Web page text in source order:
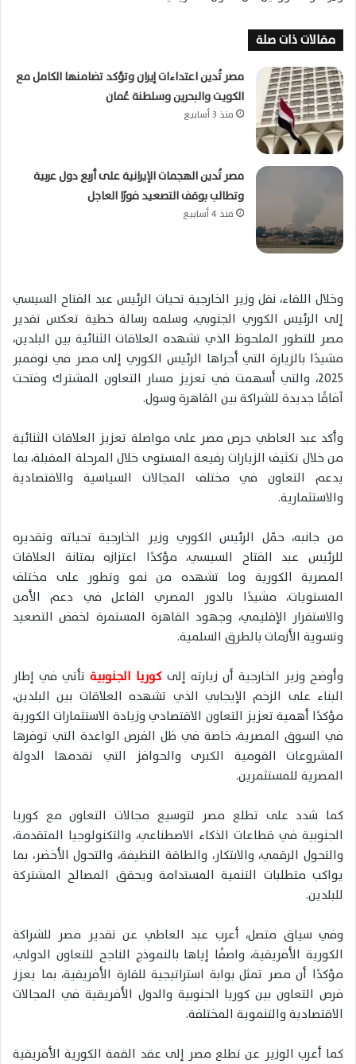
مقالات ذات صلة
مصر تُدين اعتداءات إيران وتؤكد تضامنها الكامل مع
الكويت والبحرين وسلطنة عُمان
منذ 3 أسابيع
مصر تُدين الهجمات الإيرانية على أربع دول عربية
وتطالب بوقف التصعيد فورًا العاجل
منذ 4 أسابيع
وخلال اللقاء، نقل وزير الخارجية تحيات الرئيس عبد الفتاح السيسي
إلى الرئيس الكوري الجنوبي، وسلمه رسالة خطية تعكس تقدير
مصر للتطور الملحوظ الذي تشهده العلاقات الثنائية بين البلدين،
مشيدًا بالزيارة التي أجراها الرئيس الكوري إلى مصر في نوفمبر
2025، والتي أسهمت في تعزيز مسار التعاون المشترك وفتحت
آفاقًا جديدة للشراكة بين القاهرة وسول.
وأكد عبد العاطي حرص مصر على مواصلة تعزيز العلاقات الثنائية
من خلال تكثيف الزيارات رفيعة المستوى خلال المرحلة المقبلة، بما
يدعم التعاون في مختلف المجالات السياسية والاقتصادية
والاستثمارية.
من جانبه، حمّل الرئيس الكوري وزير الخارجية تحياته وتقديره
للرئيس عبد الفتاح السيسي، مؤكدًا اعتزازه بمتانة العلاقات
المصرية الكورية وما تشهده من نمو وتطور على مختلف
المستويات، مشيدًا بالدور المصري الفاعل في دعم الأمن
والاستقرار الإقليمي، وجهود القاهرة المستمرة لخفض التصعيد
وتسوية الأزمات بالطرق السلمية.
وأوضح وزير الخارجية أن زيارته إلىكوريا الجنوبيةتأتي في إطار
البناء على الزخم الإيجابي الذي تشهده العلاقات بين البلدين،
مؤكدًا أهمية تعزيز التعاون الاقتصادي وزيادة الاستثمارات الكورية
في السوق المصرية، خاصة في ظل الفرص الواعدة التي توفرها
المشروعات القومية الكبرى والحوافز التي تقدمها الدولة
المصرية للمستثمرين.
كما شدد على تطلع مصر لتوسيع مجالات التعاون مع كوريا
الجنوبية في قطاعات الذكاء الاصطناعي، والتكنولوجيا المتقدمة،
والتحول الرقمي، والابتكار، والطاقة النظيفة، والتحول الأخضر، بما
يواكب متطلبات التنمية المستدامة ويحقق المصالح المشتركة
للبلدين.
وفي سياق متصل، أعرب عبد العاطي عن تقدير مصر للشراكة
الكورية الأفريقية، واصفًا إياها بالنموذج الناجح للتعاون الدولي،
مؤكدًا أن مصر تمثل بوابة استراتيجية للقارة الأفريقية، بما يعزز
فرص التعاون بين كوريا الجنوبية والدول الأفريقية في المجالات
الاقتصادية والتنموية المختلفة.
كما أعرب الوزير عن تطلع مصر إلى عقد القمة الكورية الأفريقية